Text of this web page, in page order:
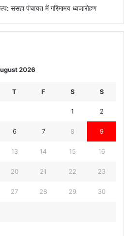
ससहा पंचायत में गरिमामय ध्वजारोहण
2026
T F S S
1 2
6 7 8 9
13 14 15 16
20 21 22 23
27 28 29 30